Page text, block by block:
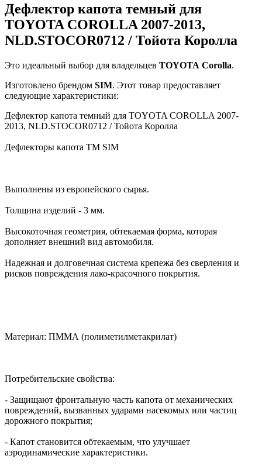
Дефлектор капота темный для
TOYOTA COROLLA 2007-2013,
NLD.STOCOR0712 / Тойота Королла
Это идеальный выбор для владельцев TOYOTA Corolla.
Изготовлено брендом SIM. Этот товар предоставляет
следующие характеристики:
Дефлектор капота темный для TOYOTA COROLLA 2007-
2013, NLD.STOCOR0712 / Тойота Королла
Дефлекторы капота TM SIM
Выполнены из европейского сырья.
Толщина изделий - 3 мм.
Высокоточная геометрия, обтекаемая форма, которая
дополняет внешний вид автомобиля.
Надежная и долговечная система крепежа без сверления и
рисков повреждения лако-красочного покрытия.
Материал: ПММА (полиметилметакрилат)
Потребительские свойства:
- Защищают фронтальную часть капота от механических
повреждений, вызванных ударами насекомых или частиц
дорожного покрытия;
- Капот становится обтекаемым, что улучшает
аэродинамические характеристики.